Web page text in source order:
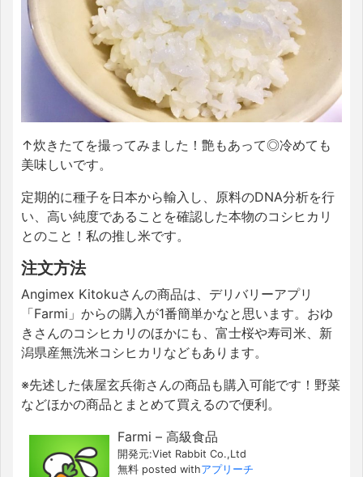
↑炊きたてを撮ってみました！艶もあって◎冷めても
美味しいです。
定期的に種子を日本から輸入し、原料のDNA分析を行
い、高い純度であることを確認した本物のコシヒカリ
とのこと！私の推し米です。
注文方法
Angimex Kitokuさんの商品は、デリバリーアプリ
「Farmi 」からの購入が1番簡単かなと思います。おゆ
きさんのコシヒカリのほかにも、富士桜や寿司米、新
潟県産無洗米コシヒカリなどもあります。
※先述した俵屋玄兵衛さんの商品も購入可能です！野菜
などほかの商品とまとめて買えるので便利。
Farmi – 高級食品
開発元:Viet Rabbit Co.,Ltd
無料 posted withアプリーチ